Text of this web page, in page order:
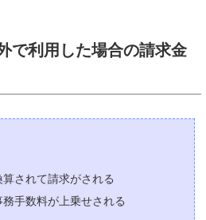
で利用した場合の請求金
されて請求がされる
手数料が上乗せされる